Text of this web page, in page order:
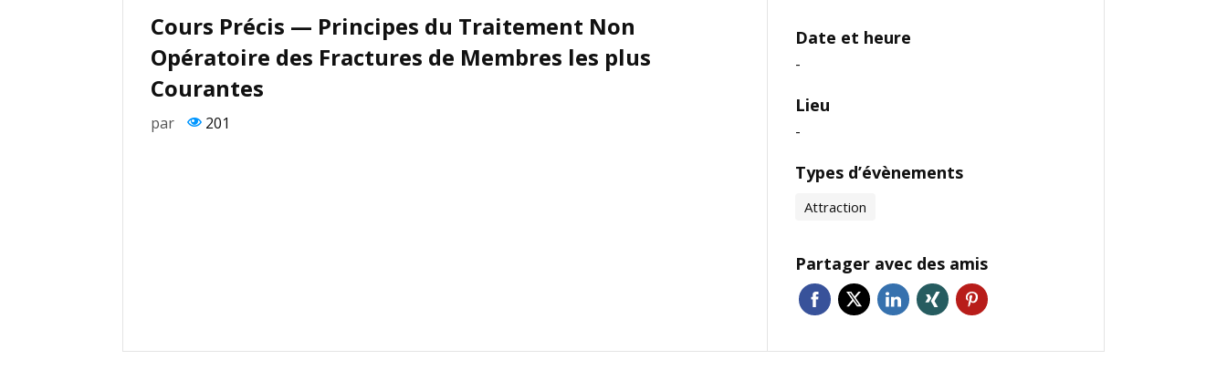
Cours Précis — Principes du Traitement Non
Opératoire des Fractures de Membres les plus
Courantes
par 201
Date et heure
-
Lieu
-
Types d’évènements
Attraction
Partager avec des amis